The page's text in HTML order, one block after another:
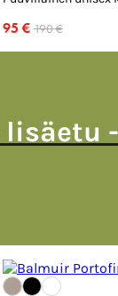
lisäetu
95 € 190 €